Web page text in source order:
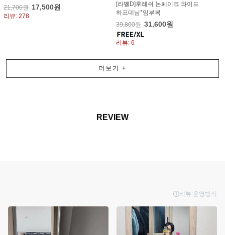
21,700원 17,500원
리뷰: 278
[라벨D]후레쉬 논페이크 와이드
하프데님*임부복
39,800원 31,600원
리뷰: 6
더보기 +
REVIEW